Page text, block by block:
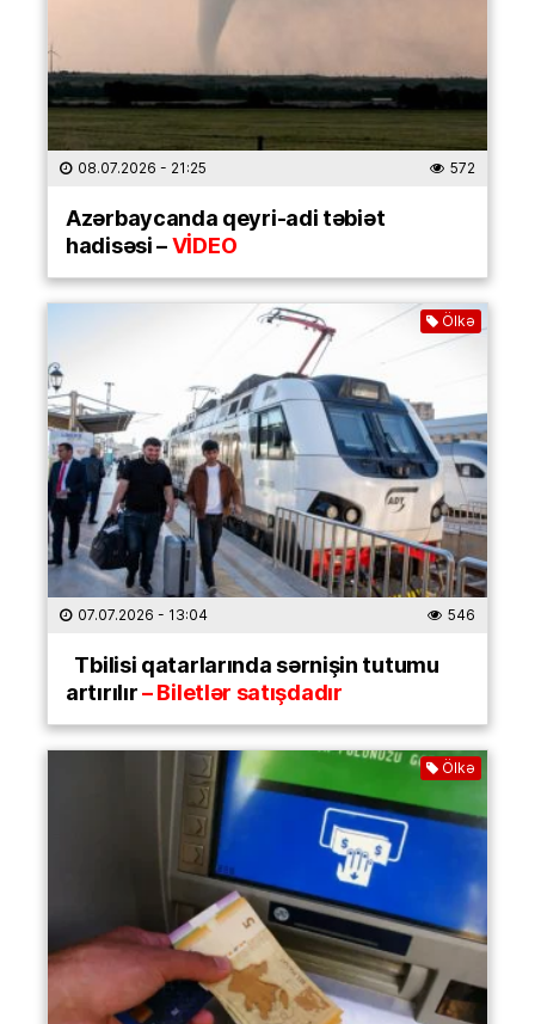
08.07.2026 - 21:25 572
Azərbaycanda qeyri-adi təbiət
hadisəsi –VİDEO
Ölkə
07.07.2026 - 13:04 546
Tbilisi qatarlarında sərnişin tutumu
artırılır– Biletlər satışdadır
Ölkə